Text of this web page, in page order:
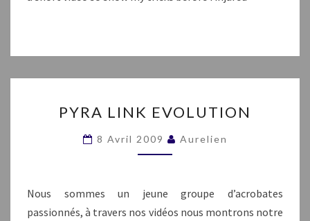
LINK
EVOLUTION
PYRA LINK EVOLUTION
8 Avril 2009 Aurelien
Nous sommes un jeune groupe d’acrobates
passionnés, à travers nos vidéos nous montrons notre